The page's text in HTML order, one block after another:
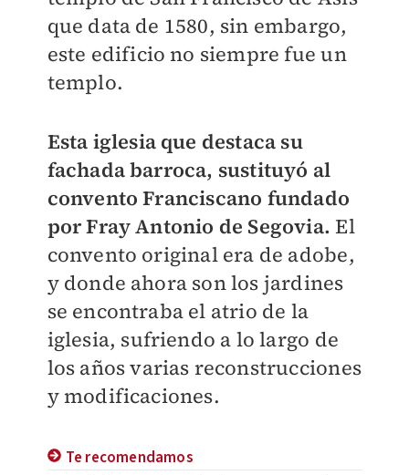
que data de 1580, sin embargo,
este edificio no siempre fue un
templo.
Esta iglesia que destaca su
fachada barroca, sustituyó al
convento Franciscano fundado
por Fray Antonio de Segovia.El
convento original era de adobe,
y donde ahora son los jardines
se encontraba el atrio de la
iglesia, sufriendo a lo largo de
los años varias reconstrucciones
y modificaciones.
Te recomendamos